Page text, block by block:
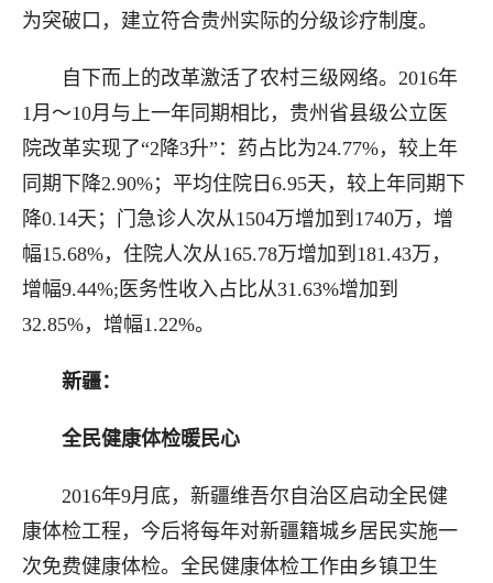
为突破口，建立符合贵州实际的分级诊疗制度。
自下而上的改革激活了农村三级网络。2016年
1月～10月与上一年同期相比，贵州省县级公立医
院改革实现了“2降3升”：药占比为24.77%，较上年
同期下降2.90%；平均住院日6.95天，较上年同期下
降0.14天；门急诊人次从1504万增加到1740万，增
幅15.68%，住院人次从165.78万增加到181.43万，
增幅9.44%;医务性收入占比从31.63%增加到
32.85%，增幅1.22%。
新疆：
全民健康体检暖民心
2016年9月底，新疆维吾尔自治区启动全民健
康体检工程，今后将每年对新疆籍城乡居民实施一
次免费健康体检。全民健康体检工作由乡镇卫生